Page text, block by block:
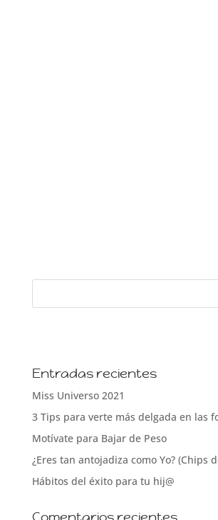
Entradas recientes
Miss Universo 2021
3 Tips para verte más delgada en las
Motívate para Bajar de Peso
¿Eres tan antojadiza como Yo? (Chips
Hábitos del éxito para tu hij@
Comentarios recientes